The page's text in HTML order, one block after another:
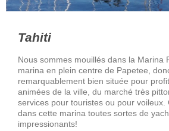
Tahiti
Nous sommes mouillés dans la Marina
marina en plein centre de Papetee,
remarquablement bien située pour
animées de la ville, du marché très
services pour touristes ou pour voileux.
dans cette marina toutes sortes de
impressionants!